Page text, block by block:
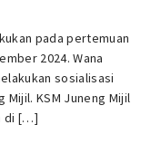
pada pertemuan
2024. Wana
sosialisasi
Mijil. KSM Juneng Mijil
di […]